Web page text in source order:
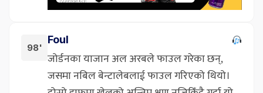
98'
Foul
जोर्डनका याजान अल अरबले फाउल गरेका छन्,
जसमा नबिल बेन्टालेबलाई फाउल गरिएको थियो।